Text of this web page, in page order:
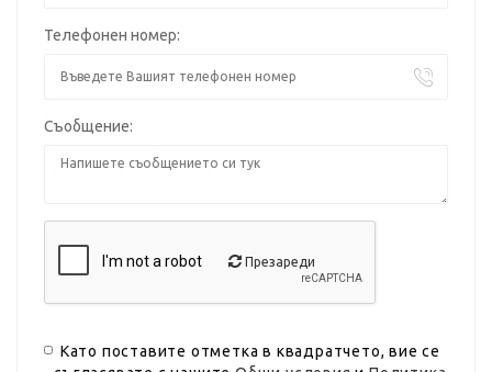
Телефонен номер:
Съобщение:
Презареди
Като поставите отметка в квадратчето, вие се